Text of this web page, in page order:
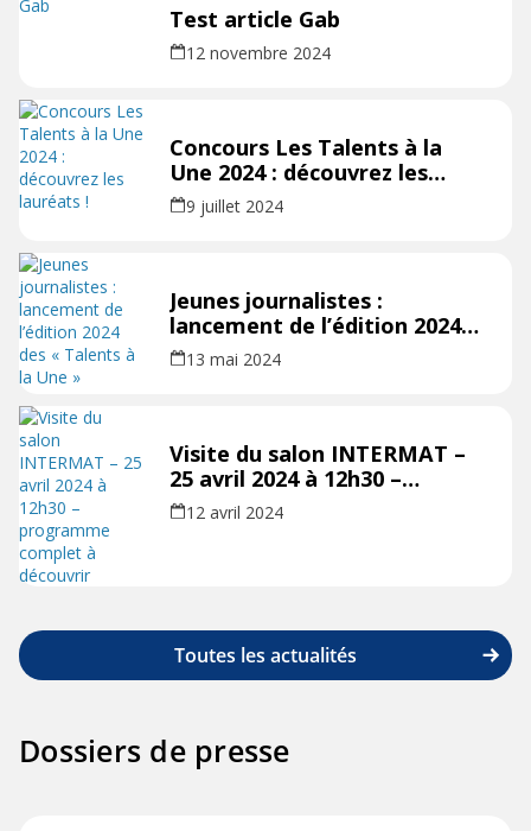
Test article Gab
12 novembre 2024
Concours Les Talents à la
Une 2024 : découvrez les
lauréats !
9 juillet 2024
Jeunes journalistes :
lancement de l’édition 2024
des « Talents à la Une »
13 mai 2024
Visite du salon INTERMAT –
25 avril 2024 à 12h30 –
programme complet à
découvrir
12 avril 2024
Toutes les actualités
Dossiers de presse